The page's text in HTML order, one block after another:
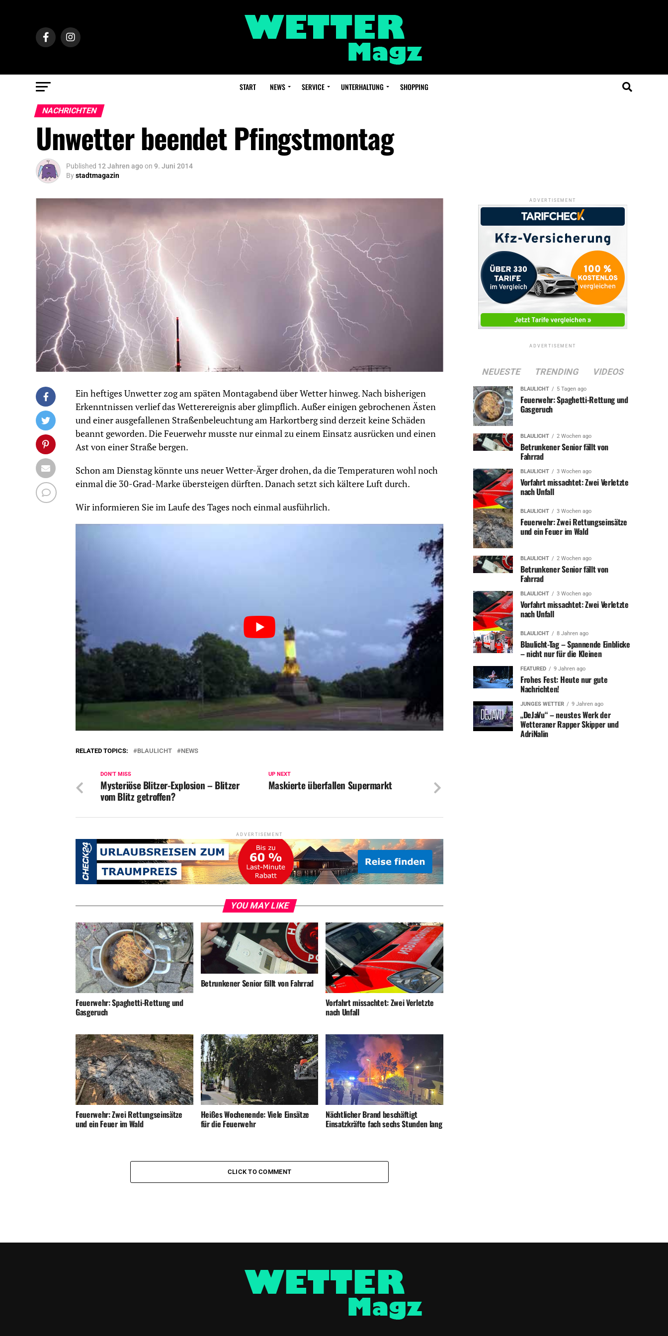
START NEWS SERVICE UNTERHALTUNG SHOPPING
NACHRICHTEN
Unwetter beendet Pfingstmontag
Published 12 Jahren agoon 9. Juni 2014
Bystadtmagazin
Ein heftiges Unwetter zog am späten Montagabend über Wetter hinweg. Nach bisherigen
Erkenntnissen verlief das Wetterereignis aber glimpflich. Außer einigen gebrochenen Ästen
und einer ausgefallenen Straßenbeleuchtung am Harkortberg sind derzeit keine Schäden
beannt geworden. Die Feuerwehr musste nur einmal zu einem Einsatz ausrücken und einen
Ast von einer Straße bergen.
Schon am Dienstag könnte uns neuer Wetter-Ärger drohen, da die Temperaturen wohl noch
einmal die 30-Grad-Marke übersteigen dürften. Danach setzt sich kältere Luft durch.
Wir informieren Sie im Laufe des Tages noch einmal ausführlich.
RELATED TOPICS: BLAULICHT NEWS
UP NEXT
Maskierte überfallen Supermarkt
DON'T MISS
Mysteriöse Blitzer-Explosion – Blitzer
vom Blitz getroffen?
ADVERTISEMENT
YOU MAY LIKE
Feuerwehr: Spaghetti-Rettung und
Gasgeruch
Betrunkener Senior fällt von Fahrrad
Vorfahrt missachtet: Zwei Verletzte
nach Unfall
Feuerwehr: Zwei Rettungseinsätze
und ein Feuer im Wald
Heißes Wochenende: Viele Einsätze
für die Feuerwehr
Nächtlicher Brand beschäftigt
Einsatzkräfte fach sechs Stunden lang
CLICK TO COMMENT
ADVERTISEMENT
ADVERTISEMENT
NEUESTE TRENDING VIDEOS
BLAULICHT 5 Tagen ago
Feuerwehr: Spaghetti-Rettung und
Gasgeruch
BLAULICHT 2 Wochen ago
Betrunkener Senior fällt von
Fahrrad
BLAULICHT 3 Wochen ago
Vorfahrt missachtet: Zwei Verletzte
nach Unfall
BLAULICHT 3 Wochen ago
Feuerwehr: Zwei Rettungseinsätze
und ein Feuer im Wald
BLAULICHT 2 Wochen ago
Betrunkener Senior fällt von
Fahrrad
BLAULICHT 3 Wochen ago
Vorfahrt missachtet: Zwei Verletzte
nach Unfall
BLAULICHT 8 Jahren ago
Blaulicht-Tag – Spannende Einblicke
– nicht nur für die Kleinen
FEATURED 9 Jahren ago
Frohes Fest: Heute nur gute
Nachrichten!
JUNGES WETTER 9 Jahren ago
„DeJaVu“ – neustes Werk der
Wetteraner Rapper Skipper und
AdriNalin